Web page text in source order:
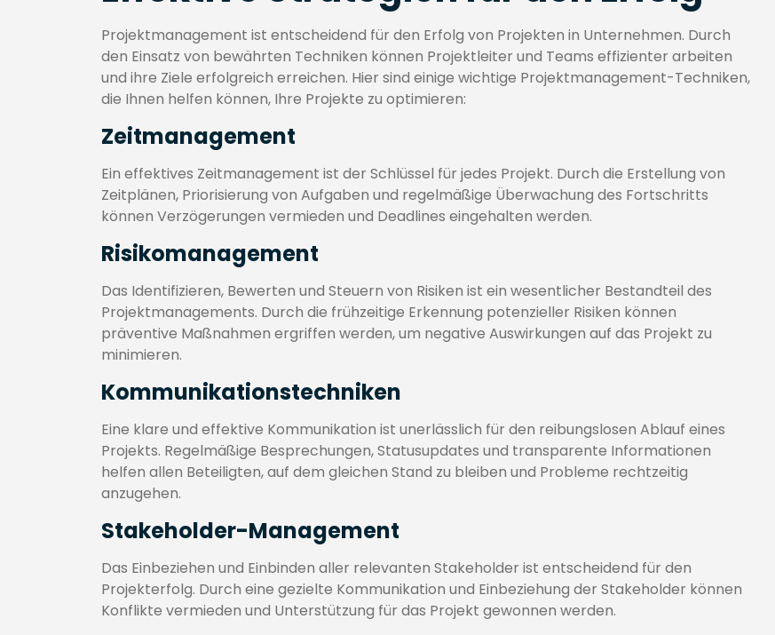
Projektmanagement ist entscheidend für den Erfolg von Projekten in Unternehmen. Durch
den Einsatz von bewährten Techniken können Projektleiter und Teams effizienter arbeiten
und ihre Ziele erfolgreich erreichen. Hier sind einige wichtige Projektmanagement-Techniken,
die Ihnen helfen können, Ihre Projekte zu optimieren:
Zeitmanagement
Ein effektives Zeitmanagement ist der Schlüssel für jedes Projekt. Durch die Erstellung von
Zeitplänen, Priorisierung von Aufgaben und regelmäßige Überwachung des Fortschritts
können Verzögerungen vermieden und Deadlines eingehalten werden.
Risikomanagement
Das Identifizieren, Bewerten und Steuern von Risiken ist ein wesentlicher Bestandteil des
Projektmanagements. Durch die frühzeitige Erkennung potenzieller Risiken können
präventive Maßnahmen ergriffen werden, um negative Auswirkungen auf das Projekt zu
minimieren.
Kommunikationstechniken
Eine klare und effektive Kommunikation ist unerlässlich für den reibungslosen Ablauf eines
Projekts. Regelmäßige Besprechungen, Statusupdates und transparente Informationen
helfen allen Beteiligten, auf dem gleichen Stand zu bleiben und Probleme rechtzeitig
anzugehen.
Stakeholder-Management
Das Einbeziehen und Einbinden aller relevanten Stakeholder ist entscheidend für den
Projekterfolg. Durch eine gezielte Kommunikation und Einbeziehung der Stakeholder können
Konflikte vermieden und Unterstützung für das Projekt gewonnen werden.